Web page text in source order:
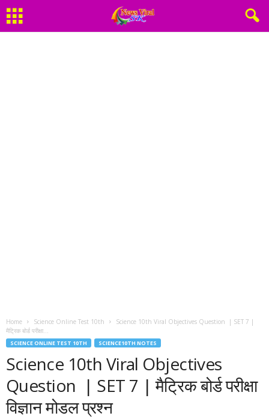
Home Science Online Test 10th
Science 10th Viral Objectives Question | SET 7 |
मैट्रिक बोर्ड परीक्षा...
SCIENCE ONLINE TEST 10TH SCIENCE10TH NOTES
Science 10th Viral Objectives
Question | SET 7 | मैट्रिक बोर्ड परीक्षा
विज्ञान मोडल प्रश्न